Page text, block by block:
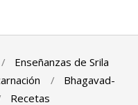
Enseñanzas de Srila
Bhagavad-
Recetas